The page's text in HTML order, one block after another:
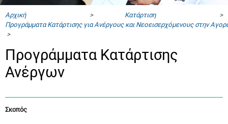
Αρχική> Κατάρτιση>
Προγράμματα Κατάρτισης για Ανέργους και Νεοεισερχόμενους στην
>
Προγράμματα Κατάρτισης
Ανέργων
Σκοπός